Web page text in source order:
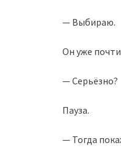
— Выбираю.
Он уже
— Серьёзно?
Пауза.
— Тогда